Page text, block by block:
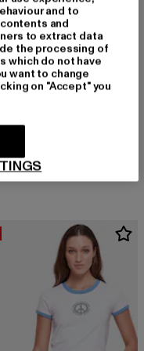
Preis: 13,99 EUR
and to
and
to extract data
the processing of
which do not have
want to change
on "Accept" you